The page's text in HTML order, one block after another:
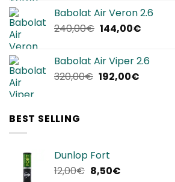
era:
220,00€.
è:
134,90€.
Babolat Air Veron 2.6
240,00€ Il
era:
240,00€.
144,00€Il
è:
Babolat Air Viper 2.6
320,00€ Il
192,00€Il
BEST SELLING
Dunlop Fort
12,00€ Il
8,50€Il